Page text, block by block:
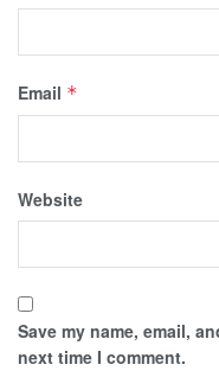
Email *
Website
Save my name, email,
next time I comment.